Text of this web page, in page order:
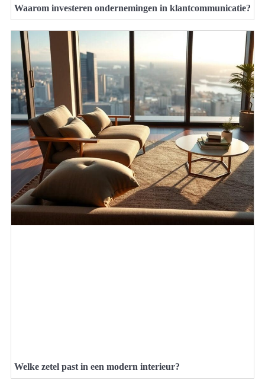
Waarom investeren ondernemingen in klantcommunicatie?
Welke zetel past in een modern interieur?